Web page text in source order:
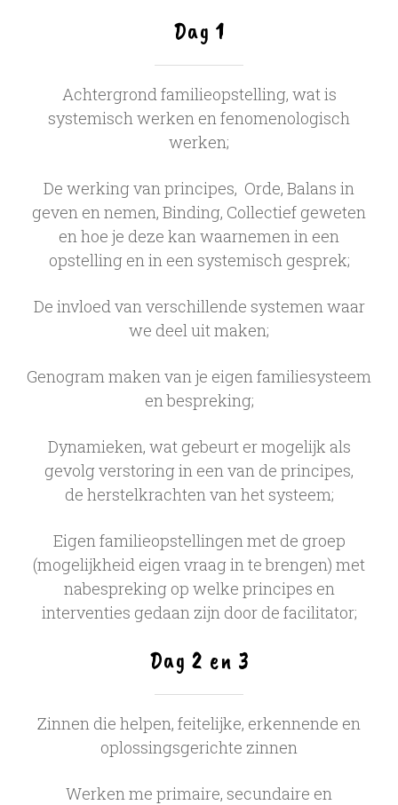
Dag 1
Achtergrond familieopstelling, wat is
systemisch werken en fenomenologisch
werken;
De werking van principes, Orde, Balans in
geven en nemen, Binding, Collectief geweten
en hoe je deze kan waarnemen in een
opstelling en in een systemisch gesprek;
De invloed van verschillende systemen waar
we deel uit maken;
Genogram maken van je eigen familiesysteem
en bespreking;
Dynamieken, wat gebeurt er mogelijk als
gevolg verstoring in een van de principes,
de herstelkrachten van het systeem;
Eigen familieopstellingen met de groep
(mogelijkheid eigen vraag in te brengen) met
nabespreking op welke principes en
interventies gedaan zijn door de facilitator;
Dag 2 en 3
Zinnen die helpen, feitelijke, erkennende en
oplossingsgerichte zinnen
Werken me primaire, secundaire en